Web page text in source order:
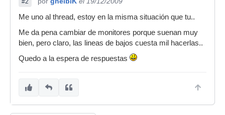
#2
Me uno al thread, estoy en la misma situación que tu..
Me da pena cambiar de monitores porque suenan muy
bien, pero claro, las lineas de bajos cuesta mil hacerlas..
Quedo a la espera de respuestas